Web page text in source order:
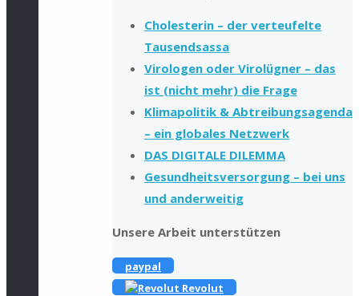
Cholesterin – der verteufelte
Tausendsassa
Virologen oder Virolügner – das
ist (nicht mehr) die Frage
Klimapolitik & Abtreibungsagenda
– ein globales Netzwerk
DAS DIGITALE DILEMMA
Gesundheitsversorgung – bei uns
und anderweitig
Unsere Arbeit unterstützen
paypal
Revolut